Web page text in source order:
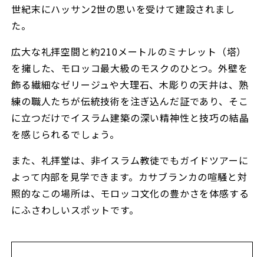
世紀末にハッサン2世の思いを受けて建設されまし
た。
広大な礼拝空間と約210メートルのミナレット（塔）
を擁した、モロッコ最大級のモスクのひとつ。外壁を
飾る繊細なゼリージュや大理石、木彫りの天井は、熟
練の職人たちが伝統技術を注ぎ込んだ証であり、そこ
に立つだけでイスラム建築の深い精神性と技巧の結晶
を感じられるでしょう。
また、礼拝堂は、非イスラム教徒でもガイドツアーに
よって内部を見学できます。カサブランカの喧騒と対
照的なこの場所は、モロッコ文化の豊かさを体感する
にふさわしいスポットです。